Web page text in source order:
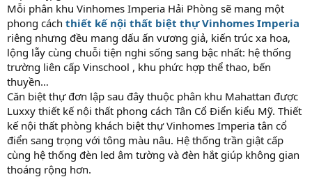
Mỗi phân khu Vinhomes Imperia Hải Phòng sẽ mang một
phong cách thiết kế nội thất biệt thự Vinhomes Imperia
riêng nhưng đều mang dấu ấn vương giả, kiến trúc xa hoa,
lộng lẫy cùng chuỗi tiện nghi sống sang bậc nhất: hệ thống
trường liên cấp Vinschool , khu phức hợp thể thao, bến
thuyền…
Căn biệt thự đơn lập sau đây thuộc phân khu Mahattan được
Luxxy thiết kế nội thất phong cách Tân Cổ Điển kiểu Mỹ. Thiết
kế nội thất phòng khách biệt thự Vinhomes Imperia tân cổ
điển sang trọng với tông màu nâu. Hệ thống trần giật cấp
cùng hệ thống đèn led âm tường và đèn hắt giúp không gian
thoáng rộng hơn.